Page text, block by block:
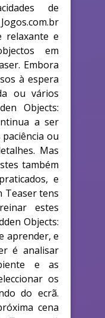
de
relaxante e
em
Embora
à espera
ou vários
Objects:
a ser
ou
Mas
também
e
Teaser tens
estes
Objects:
aprender, e
é analisar
e as
os
do ecrã.
cena